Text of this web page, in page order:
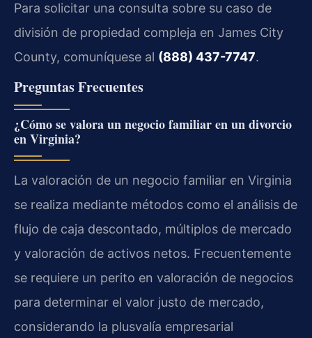
Para solicitar una consulta sobre su caso de
división de propiedad compleja en James City
County, comuníquese al (888) 437-7747.
Preguntas Frecuentes
¿Cómo se valora un negocio familiar en un divorcio
en Virginia?
La valoración de un negocio familiar en Virginia
se realiza mediante métodos como el análisis de
flujo de caja descontado, múltiplos de mercado
y valoración de activos netos. Frecuentemente
se requiere un perito en valoración de negocios
para determinar el valor justo de mercado,
considerando la plusvalía empresarial